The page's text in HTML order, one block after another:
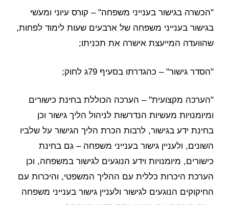
"הכשרה בגישור בענייני משפחה" – קורס עיוני ומעשי
בגישור בענייני משפחה של ארבעים שעות לימוד לפחות,
שהוועדה המייעצת אישרה את תכניתו;
"הסדר גישור" – כהגדרתו בסעיף 79ג לחוק;
"הערכה מקצועית" – הערכה הכוללת בחינת כישורים
ומיומנויות מעשיות הנדרשות לניהול הליך גישור וכן
בחינת ידע בגישור, לרבות הכרת הליך הגישור על שלביו
השונים, ולעניין גישור בענייני משפחה – גם בחינת
כישורים, מיומנויות וידע הנוגעים לגישור במשפחה, וכן
הערכת היכרות כללית עם ההליך המשפטי, והיכרות עם
החיקוקים הנוגעים לגישור ולעניין גישור בענייני משפחה